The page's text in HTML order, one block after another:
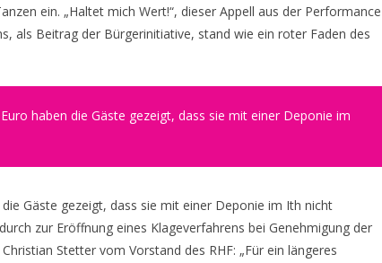
ein. „Haltet mich Wert!“, dieser Appell aus der Performance
als Beitrag der Bürgerinitiative, stand wie ein roter Faden des
haben die Gäste gezeigt, dass sie mit einer Deponie im
Gäste gezeigt, dass sie mit einer Deponie im Ith nicht
zur Eröffnung eines Klageverfahrens bei Genehmigung der
Stetter vom Vorstand des RHF: „Für ein längeres